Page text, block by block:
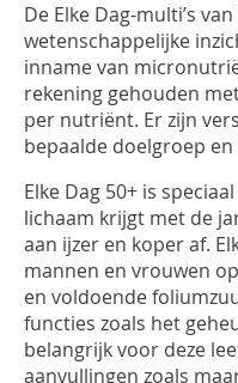
De Elke Dag-multi’s
wetenschappelijke
inname van
rekening gehouden
per nutriënt. Er zijn
bepaalde doelgroep
Elke Dag 50+ is
lichaam krijgt met de
aan ijzer en koper af.
mannen en vrouwen
en voldoende
functies zoals het
belangrijk voor deze
aanvullingen zoals